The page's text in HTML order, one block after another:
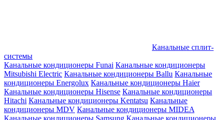
Канальные сплит-
системы
Канальные кондиционеры Funai Канальные кондиционеры
Mitsubishi Electric Канальные кондиционеры Ballu Канальные
кондиционеры Energolux Канальные кондиционеры Haier
Канальные кондиционеры Hisense Канальные кондиционеры
Hitachi Канальные кондиционеры Kentatsu Канальные
кондиционеры MDV Канальные кондиционеры MIDEA
Канальные кондиционеры Samsung Канальные кондиционеры